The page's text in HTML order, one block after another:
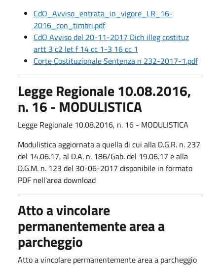
CdO_Avviso_entrata_in_vigore_LR_16-
2016_con_timbri.pdf
CdO Avviso del 20-11-2017 Dich illeg costituz
artt 3 c2 let f 14 cc 1-3 16 cc 1
Corte Costituzionale Sentenza n 232-2017-1.pdf
Legge Regionale 10.08.2016,
n. 16 - MODULISTICA
Legge Regionale 10.08.2016, n. 16 - MODULISTICA
Modulistica aggiornata a quella di cui alla D.G.R. n. 237
del 14.06.17, al D.A. n. 186/Gab. del 19.06.17 e alla
D.G.M. n. 123 del 30-06-2017 disponibile in formato
PDF nell'area download
Atto a vincolare
permanentemente area a
parcheggio
Atto a vincolare permanentemente area a parcheggio